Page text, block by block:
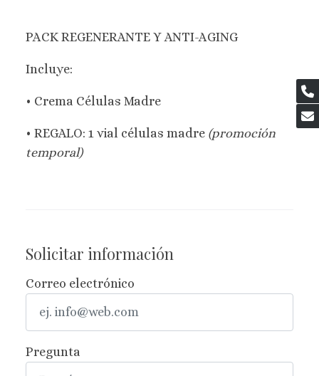
PACK REGENERANTE Y ANTI-AGING
Incluye:
• Crema Células Madre
• REGALO: 1 vial células madre (promoción
temporal)
Solicitar información
Correo electrónico
Pregunta